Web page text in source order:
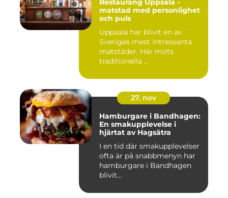
Restaurang Uppsala -
matstad med personlighet
och puls
Uppsala har blivit en av
Sveriges mest intressanta
matstäder. Här möts
traditionella ...
27. nov
Hamburgare i Bandhagen:
En smakupplevelse i
hjärtat av Hagsätra
I en tid där smakupplevelser
ofta är på snabbmenyn har
hamburgare i Bandhagen
blivit...